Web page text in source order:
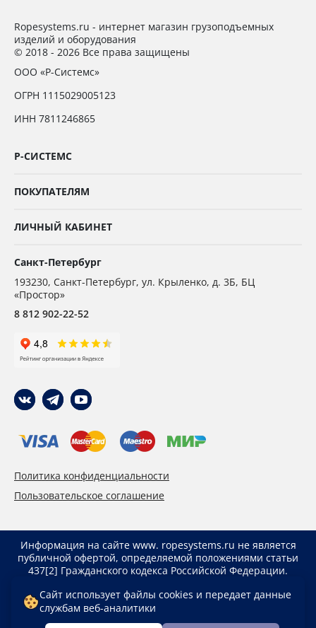
Ropesystems.ru - интернет магазин грузоподъемных
изделий и оборудования
© 2018 - 2026 Все права защищены
ООО «Р-Системс»
ОГРН 1115029005123
ИНН 7811246865
Р-СИСТЕМС
ПОКУПАТЕЛЯМ
ЛИЧНЫЙ КАБИНЕТ
Санкт-Петербург
193230, Санкт-Петербург, ул. Крыленко, д. 3Б, БЦ
«Простор»
8 812 902-22-52
Политика конфиденциальности
Пользовательское соглашение
Информация на сайте www. ropesystems.ru не является
публичной офертой, определяемой положениями статьи
437[2] Гражданского кодекса Российской Федерации.
заказа через интернет-магазин www. ropesystems.ru.
Цены при оформлении заказа иным способом могут
отличаться от указанных на сайте.
Сайт использует файлы cookies и передает данные
службам веб-аналитики